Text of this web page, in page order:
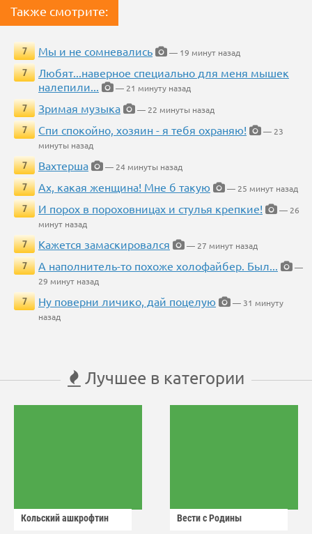
Также смотрите:
7 Мы и не сомневались
— 19 минут назад
7
Любят...наверное специально для меня мышек
налепили...
— 21 минуту назад
7
Зримая музыка
— 22 минуты назад
7
Спи спокойно, хозяин - я тебя охраняю!
— 23
минуты назад
7
Вахтерша
— 24 минуты назад
7
Ах, какая женщина! Мне б такую
— 25 минут назад
7
И порох в пороховницах и стулья крепкие!
— 26
минут назад
7
Кажется замаскировался
— 27 минут назад
7
А наполнитель-то похоже холофайбер. Был...
—
29 минут назад
7
Ну поверни личико, дай поцелую
— 31 минуту
назад
Лучшее в категории
Кольский ашкрофтин Вести с Родины